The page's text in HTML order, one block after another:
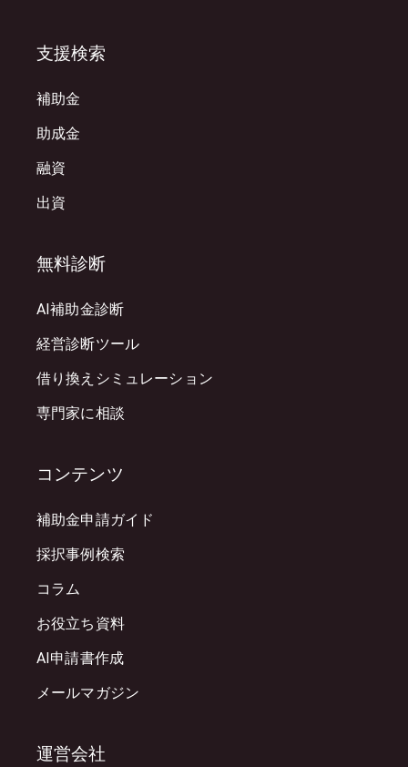
支援検索
補助金
助成金
融資
出資
無料診断
AI補助金診断
経営診断ツール
借り換えシミュレーション
専門家に相談
コンテンツ
補助金申請ガイド
採択事例検索
コラム
お役立ち資料
AI申請書作成
メールマガジン
運営会社